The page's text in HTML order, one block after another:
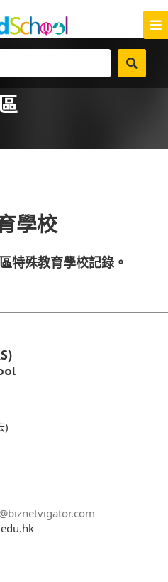
學校
特殊教育學校記錄。
)